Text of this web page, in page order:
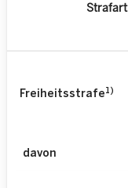
Strafart
Freiheitsstrafe1)
davon